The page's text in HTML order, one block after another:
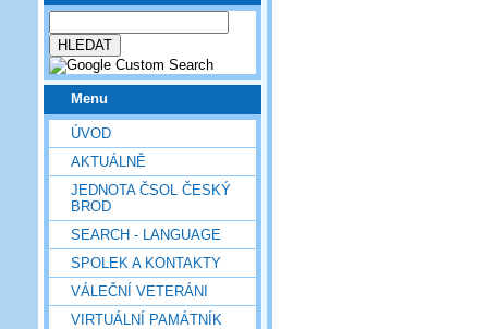
Menu
ÚVOD
AKTUÁLNĚ
JEDNOTA ČSOL ČESKÝ
BROD
SEARCH - LANGUAGE
SPOLEK A KONTAKTY
VÁLEČNÍ VETERÁNI
VIRTUÁLNÍ PAMÁTNÍK